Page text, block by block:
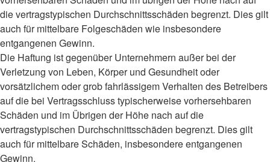
die vertragstypischen Durchschnittsschäden begrenzt. Dies gilt
auch für mittelbare Folgeschäden wie insbesondere
entgangenen Gewinn.
Die Haftung ist gegenüber Unternehmern außer bei der
Verletzung von Leben, Körper und Gesundheit oder
vorsätzlichem oder grob fahrlässigem Verhalten des Betreibers
auf die bei Vertragsschluss typischerweise vorhersehbaren
Schäden und im Übrigen der Höhe nach auf die
vertragstypischen Durchschnittsschäden begrenzt. Dies gilt
auch für mittelbare Schäden, insbesondere entgangenen
Gewinn.